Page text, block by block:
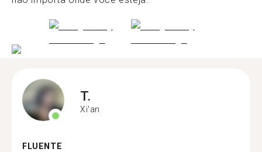
T.
Xi'an
FLUENTE